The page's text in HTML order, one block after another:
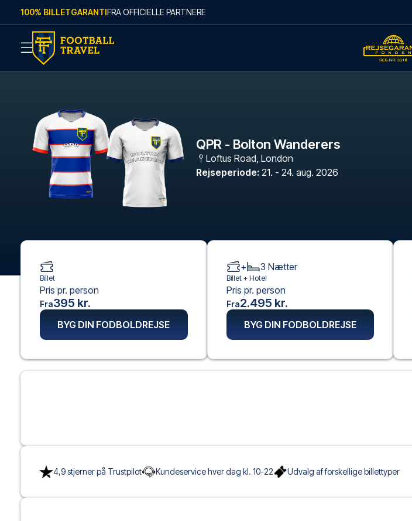
Skip to content
100% BILLETGARANTIFRA OFFICIELLE PARTNERE
QPR - Bolton Wanderers
Loftus Road, London
Rejseperiode: 21. - 24. aug. 2026
4,9 stjerner på Trustpilot Kundeservice hver dag kl. 10-22 Udvalg af forskellige billettyper
Billet
Pris pr. person
Fra395 kr.
BYG DIN FODBOLDREJSE
+ 3 Nætter
Billet + Hotel
Pris pr. person
Fra2.495 kr.
BYG DIN FODBOLDREJSE